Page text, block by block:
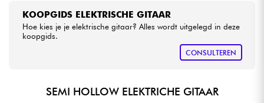
KOOPGIDS ELEKTRISCHE GITAAR
Hoe kies je je elektrische gitaar? Alles wordt uitgelegd in deze
koopgids.
CONSULTEREN
SEMI HOLLOW ELEKTRICHE GITAAR